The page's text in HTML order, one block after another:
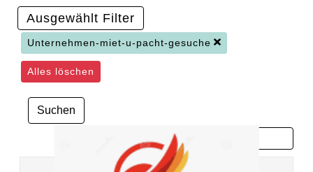
Ausgewählt Filter
Unternehmen-miet-u-pacht-gesuche
Alles löschen
Suchen